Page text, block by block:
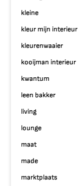
kleine
kleur mijn interieur
kleurenwaaier
kooijman interieur
kwantum
leen bakker
living
lounge
maat
made
marktplaats